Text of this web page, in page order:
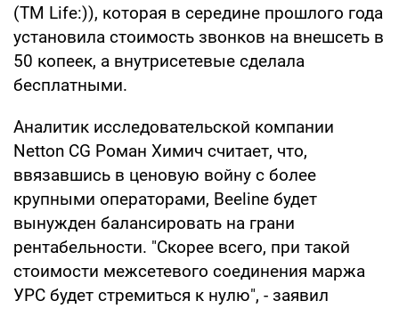
(ТМ Life:)), которая в середине прошлого года
установила стоимость звонков на внешсеть в
50 копеек, а внутрисетевые сделала
бесплатными.
Аналитик исследовательской компании
Netton CG Роман Химич считает, что,
ввязавшись в ценовую войну с более
крупными операторами, Beeline будет
вынужден балансировать на грани
рентабельности. "Скорее всего, при такой
стоимости межсетевого соединения маржа
УРС будет стремиться к нулю", - заявил